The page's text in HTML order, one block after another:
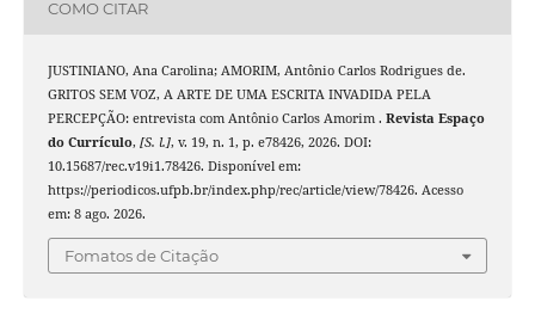
COMO CITAR
JUSTINIANO, Ana Carolina; AMORIM, Antônio Carlos Rodrigues de.
GRITOS SEM VOZ, A ARTE DE UMA ESCRITA INVADIDA PELA
PERCEPÇÃO: entrevista com Antônio Carlos Amorim . Revista Espaço
do Currículo, [S. l.], v. 19, n. 1, p. e78426, 2026. DOI:
10.15687/rec.v19i1.78426. Disponível em:
https://periodicos.ufpb.br/index.php/rec/article/view/78426. Acesso
em: 8 ago. 2026.
Fomatos de Citação